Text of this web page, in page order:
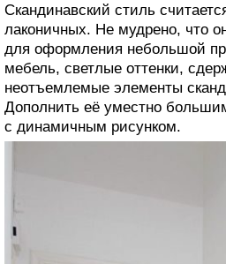
Скандинавский стиль
лаконичных. Не мудрено, что
для оформления небольшой
мебель, светлые оттенки,
неотъемлемые элементы
Дополнить её уместно
с динамичным рисунком.